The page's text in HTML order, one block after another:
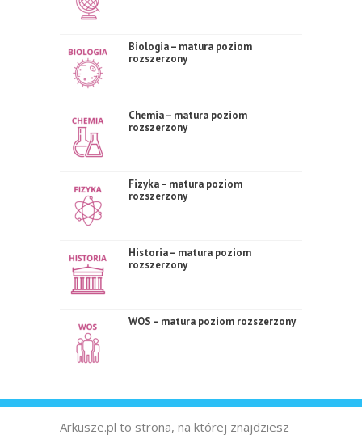
Biologia – matura poziom
rozszerzony
Chemia – matura poziom
rozszerzony
Fizyka – matura poziom
rozszerzony
Historia – matura poziom
rozszerzony
WOS – matura poziom rozszerzony
Arkusze.pl to strona, na której znajdziesz